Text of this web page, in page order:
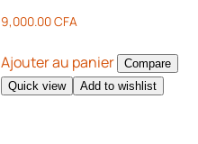
9,000.00CFA
Ajouter au panier
Compare
Quick view
Add to wishlist